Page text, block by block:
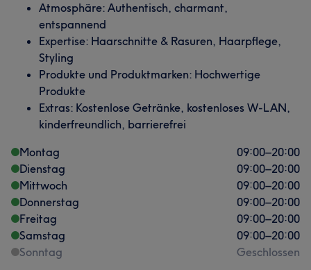
Atmosphäre: Authentisch, charmant,
entspannend
Expertise: Haarschnitte & Rasuren, Haarpflege,
Styling
Produkte und Produktmarken: Hochwertige
Produkte
Extras: Kostenlose Getränke, kostenloses W-LAN,
kinderfreundlich, barrierefrei
Montag
09:00–20:00
Dienstag
09:00–20:00
Mittwoch
09:00–20:00
Donnerstag
09:00–20:00
Freitag
09:00–20:00
Samstag
09:00–20:00
Sonntag
Geschlossen